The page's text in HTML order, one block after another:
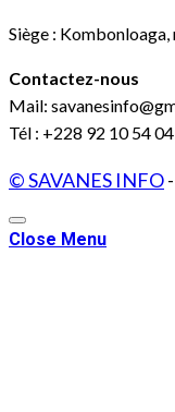
Siège : Kombonloaga,
Contactez-nous
Mail:
Tél : +228 92 10 54
© SAVANES INFO
Close Menu